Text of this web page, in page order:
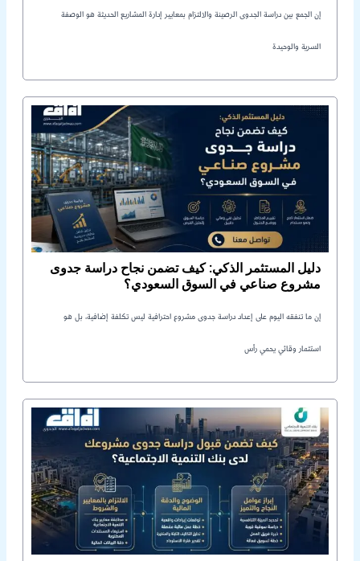
إن الجمع بين دراسة الجدوى الرصينة والالتزام بمعايير إدارة المشاريع الحديثة هو الوصفة
السرية والوحيدة
دليل المستثمر الذكي: كيف تضمن نجاح دراسة جدوى
مشروع صناعي في السوق السعودي؟
إن ما تنفقه اليوم على إعداد دراسة جدوى مشروع احترافية ليس تكلفة إضافية، بل هو
استثمار وقائي يحمي رأس